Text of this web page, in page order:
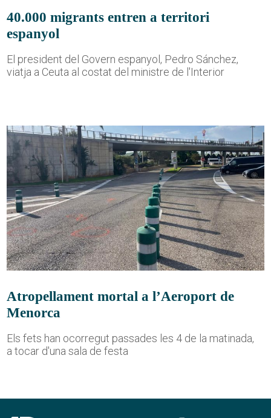
40.000 migrants entren a territori
espanyol
El president del Govern espanyol, Pedro Sánchez,
viatja a Ceuta al costat del ministre de l'Interior
Atropellament mortal a l’Aeroport de
Menorca
Els fets han ocorregut passades les 4 de la matinada,
a tocar d'una sala de festa